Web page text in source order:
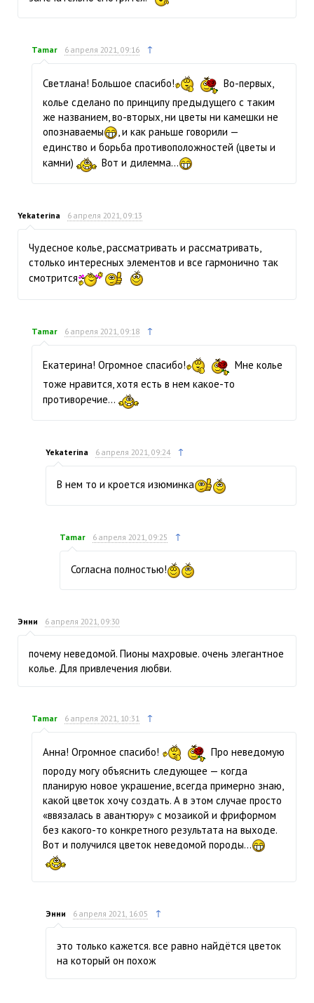
Tamar 6 апреля 2021, 09:16 ↑
Светлана! Большое спасибо!
Во-первых,
колье сделано по принципу предыдущего с таким
же названием, во-вторых, ни цветы ни камешки не
опознаваемы
, и как раньше говорили —
единство и борьба противоположностей (цветы и
камни)
Вот и дилемма...
Yekaterina 6 апреля 2021, 09:13
Чудесное колье, рассматривать и рассматривать,
столько интересных элементов и все гармонично так
смотрится
Tamar 6 апреля 2021, 09:18 ↑
Екатерина! Огромное спасибо!
Мне колье
тоже нравится, хотя есть в нем какое-то
противоречие...
Yekaterina 6 апреля 2021, 09:24 ↑
В нем то и кроется изюминка
Tamar 6 апреля 2021, 09:25 ↑
Согласна полностью!
Энни 6 апреля 2021, 09:30
почему неведомой. Пионы махровые. очень элегантное
колье. Для привлечения любви.
Tamar 6 апреля 2021, 10:31 ↑
Анна! Огромное спасибо!
Про неведомую
породу могу объяснить следующее — когда
планирую новое украшение, всегда примерно знаю,
какой цветок хочу создать. А в этом случае просто
«ввязалась в авантюру» с мозаикой и фриформом
без какого-то конкретного результата на выходе.
Вот и получился цветок неведомой породы...
Энни 6 апреля 2021, 16:05 ↑
это только кажется. все равно найдётся цветок
на который он похож